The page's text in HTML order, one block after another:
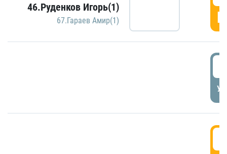
46.Руденков Игорь(1)
67.Гараев Амир(1)